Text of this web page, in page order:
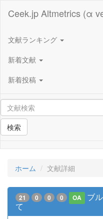
Ceek.jp Altmetrics (α
文献ランキング
新着文献
新着投稿
検索
ホーム 文献詳細
21 0 0 0 OA
ブ
て